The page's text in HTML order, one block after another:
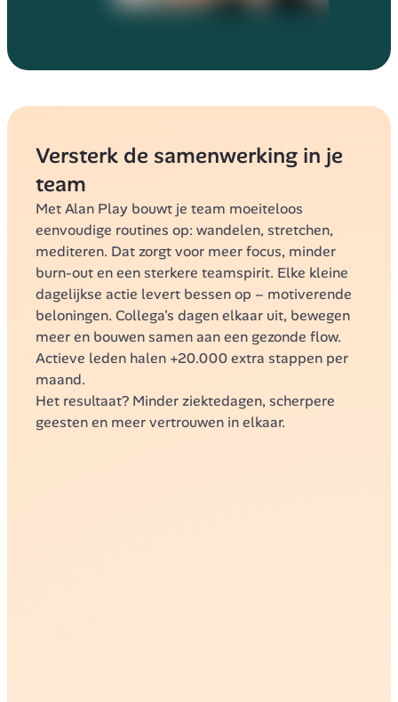
Versterk de samenwerking in je
team
Met Alan Play bouwt je team moeiteloos
eenvoudige routines op: wandelen, stretchen,
mediteren. Dat zorgt voor meer focus, minder
burn-out en een sterkere teamspirit. Elke kleine
dagelijkse actie levert bessen op – motiverende
beloningen. Collega's dagen elkaar uit, bewegen
meer en bouwen samen aan een gezonde flow.
Actieve leden halen +20.000 extra stappen per
maand.
Het resultaat? Minder ziektedagen, scherpere
geesten en meer vertrouwen in elkaar.